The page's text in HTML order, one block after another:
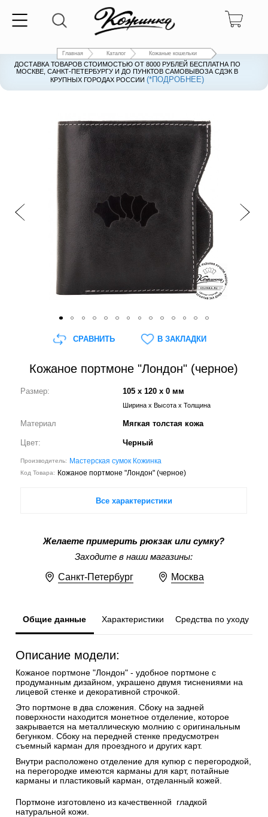
Главная Каталог Кожаные кошельки
ДОСТАВКА ТОВАРОВ СТОИМОСТЬЮ ОТ 8000 РУБЛЕЙ БЕСПЛАТНА ПО
МОСКВЕ, САНКТ-ПЕТЕРБУРГУ И ДО ПУНКТОВ САМОВЫВОЗА СДЭК В
КРУПНЫХ ГОРОДАХ РОССИИ(*ПОДРОБНЕЕ)
ДОСТАВКА ТОВАРОВ СТОИМОСТЬЮ ОТ 8000 РУБЛЕЙ БЕСПЛАТНА ПО
МОСКВЕ, САНКТ-ПЕТЕРБУРГУ И ДО ПУНКТОВ САМОВЫВОЗА СДЭК В
КРУПНЫХ ГОРОДАХ РОССИИ(*ПОДРОБНЕЕ)
Кожаное портмоне "Лондон" (черное)
Размер: 105 x 120 x 0 мм
Ширина x Высота x Толщина
Материал Мягкая толстая кожа
Цвет: Черный
Производитель: Мастерская сумок Кожинка
Код Товара: Кожаное портмоне "Лондон" (черное)
Все характеристики
Желаете примерить рюкзак или сумку?
Заходите в наши магазины:
Санкт-Петербург Москва
СРАВНИТЬ В ЗАКЛАДКИ
Общие данные Характеристики Средства по уходу
Описание модели:
Кожаное портмоне "Лондон" - удобное портмоне с
продуманным дизайном, украшено двумя тиснениями на
лицевой стенке и декоративной строчкой.
Это портмоне в два сложения. Сбоку на задней
поверхности находится монетное отделение, которое
закрывается на металлическую молнию с оригинальным
бегунком. Сбоку на передней стенке предусмотрен
съемный карман для проездного и других карт.
Внутри расположено отделение для купюр с перегородкой,
на перегородке имеются карманы для карт, потайные
карманы и пластиковый карман, отделанный кожей.
Портмоне изготовлено из качественной гладкой
натуральной кожи.